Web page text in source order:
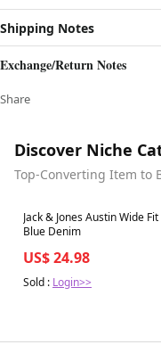
Shipping Notes
Exchange/Return Notes
Share
Discover Niche
Top-Converting Item to
Best in 7 days
Jack & Jones Austin Wide
Blue Denim
US$ 24.98
Sold : Login>>